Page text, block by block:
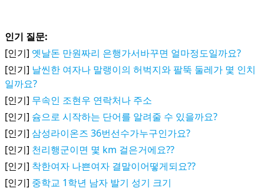
인기 질문:
[인기] 옛날돈 만원짜리 은행가서바꾸면 얼마정도일까요?
[인기] 날씬한 여자나 말랭이의 허벅지와 팔뚝 둘레가 몇 인치
일까요?
[인기] 무속인 조현우 연락처나 주소
[인기] 슘으로 시작하는 단어를 알려줄 수 있을까요?
[인기] 삼성라이온즈 36번선수가누구인가요?
[인기] 천리행군이면 몇 km 걸은거에요??
[인기] 착한여자 나쁜여자 결말이어떻게되요??
[인기] 중학교 1학년 남자 발기 성기 크기